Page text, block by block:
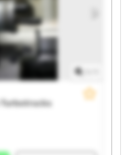
Turbotrucks